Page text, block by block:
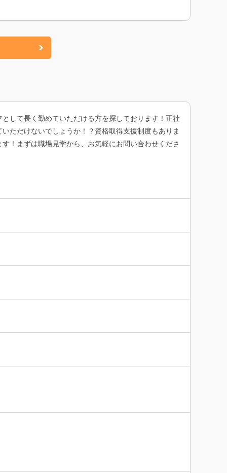
して長く勤めていただける方を探しております！正社
ただけないでしょうか！？資格取得支援制度もありま
！まずは職場見学から、お気軽にお問い合わせくださ